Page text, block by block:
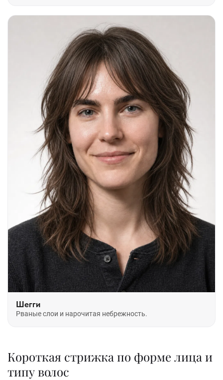
Шегги
Рваные слои и нарочитая небрежность.
Короткая стрижка по форме лица и
типу волос